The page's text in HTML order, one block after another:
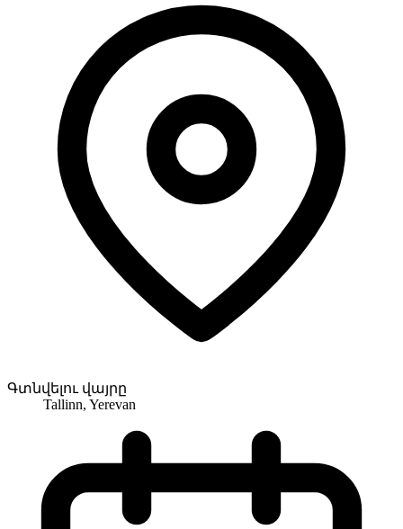
Գտնվելու վայրը
Tallinn, Yerevan